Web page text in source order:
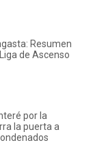
Resumen
de Ascenso
por la
la puerta a